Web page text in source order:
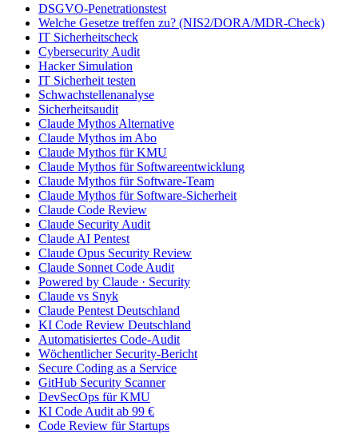
DSGVO-Penetrationstest
Welche Gesetze treffen zu? (NIS2/DORA/MDR-Check)
IT Sicherheitscheck
Cybersecurity Audit
Hacker Simulation
IT Sicherheit testen
Schwachstellenanalyse
Sicherheitsaudit
Claude Mythos Alternative
Claude Mythos im Abo
Claude Mythos für KMU
Claude Mythos für Softwareentwicklung
Claude Mythos für Software-Team
Claude Mythos für Software-Sicherheit
Claude Code Review
Claude Security Audit
Claude AI Pentest
Claude Opus Security Review
Claude Sonnet Code Audit
Powered by Claude · Security
Claude vs Snyk
Claude Pentest Deutschland
KI Code Review Deutschland
Automatisiertes Code-Audit
Wöchentlicher Security-Bericht
Secure Coding as a Service
GitHub Security Scanner
DevSecOps für KMU
KI Code Audit ab 99 €
Code Review für Startups